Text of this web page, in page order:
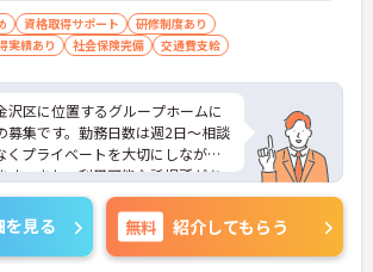
資格取得サポート
研修制度あり
実績あり
社会保険完備 交通費支給
沢区に位置するグループホームに
募集です。勤務日数は週2日～相談
くプライベートを大切にしながら
す。また、利用可能な託児所があ
方も安心してご勤務いただけま
は、面接対策ポイントなど、さら
ますのでお気軽にご相談くださ
を見る 無料 紹介してもらう